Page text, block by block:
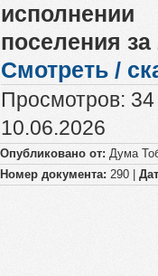
поселения за
Смотреть /
Просмотров: 34
10.06.2026
Опубликовано от: Дума
Номер документа: 290 |